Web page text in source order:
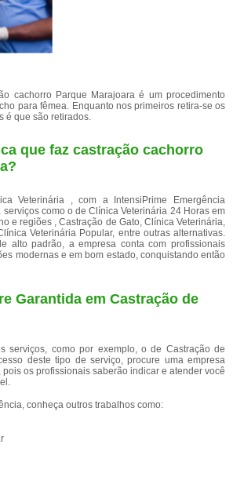
cachorro Parque Marajoara é um procedimento
para fêmea. Enquanto nos primeiros retira-se os
é que são retirados.
que faz castração cachorro
Veterinária , com a IntensiPrime Emergência
como o de Clínica Veterinária 24 Horas em
e regiões , Castração de Gato, Clínica Veterinária,
Veterinária Popular, entre outras alternativas.
alto padrão, a empresa conta com profissionais
modernas e em bom estado, conquistando então
Garantida em Castração de
serviços, como por exemplo, o de Castração de
deste tipo de serviço, procure uma empresa
os profissionais saberão indicar e atender você
conheça outros trabalhos como: